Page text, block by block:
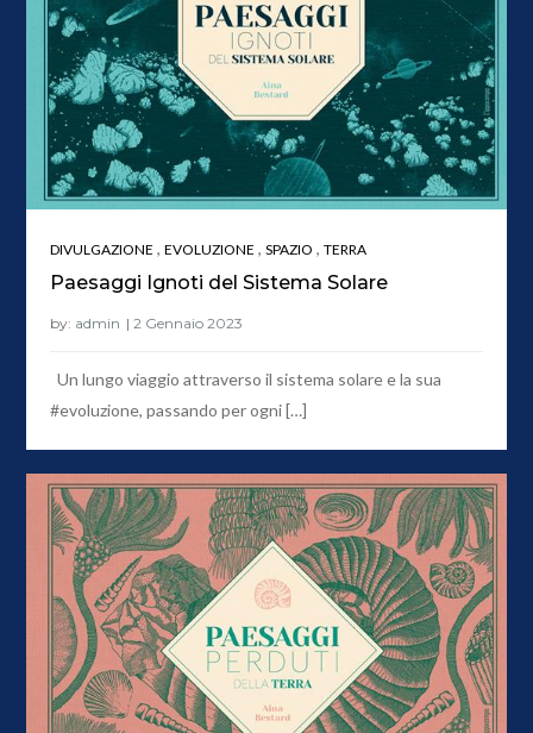
DIVULGAZIONE ,EVOLUZIONE ,SPAZIO ,TERRA
Paesaggi Ignoti del Sistema Solare
by: admin
Un lungo viaggio attraverso il sistema solare e la sua
#evoluzione, passando per ogni […]